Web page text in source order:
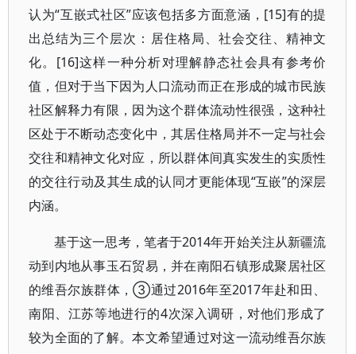
认为“互嵌式社区”应该包括多方面意涵，[15]有的提
出总结为三个层次：居住格局、社会交往、精神文
化。[16]这样一种分析对理解静态社会具有参考价
值，但对于当下因为人口流动而正在形成的城市民族
社区解释力有限，因为这个群体流动性很强，这种社
区处于不断动态变化中，其居住格局并不一定与社会
交往和精神文化对应，所以群体间真实发生的实质性
的交往行动及其生成的认同才更能体现“互嵌”的深层
内涵。
基于这一思考，笔者于2014年开始关注从新疆流
动到内地从事玉石贸易，并在南阳石镇形成聚居社区
的维吾尔族群体，③通过2016年至2017年赴和田、
南阳、江苏等地进行的4次深入调研，对他们形成了
较为全面的了解。本文希望通过对这一流动维吾尔族